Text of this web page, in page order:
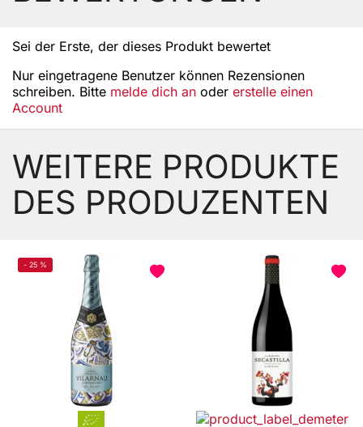
Sei der Erste, der dieses Produkt bewertet
Nur eingetragene Benutzer können Rezensionen
schreiben. Bitte melde dich an oder erstelle einen
Account
WEITERE PRODUKTE
DES PRODUZENTEN
- 25 %